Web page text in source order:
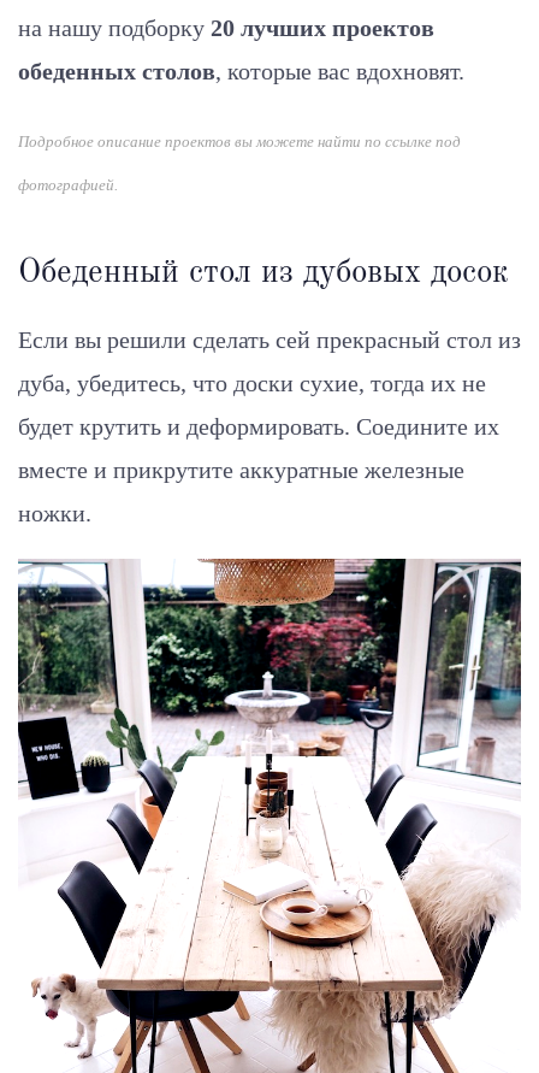
на нашу подборку 20 лучших проектов
обеденных столов, которые вас вдохновят.
Подробное описание проектов вы можете найти по ссылке под
фотографией.
Обеденный стол из дубовых досок
Если вы решили сделать сей прекрасный стол из
дуба, убедитесь, что доски сухие, тогда их не
будет крутить и деформировать. Соедините их
вместе и прикрутите аккуратные железные
ножки.